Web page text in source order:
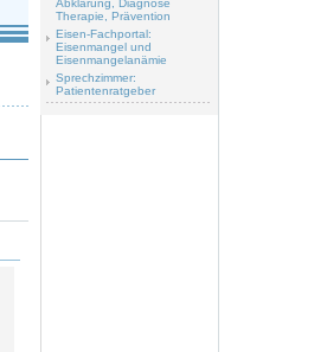
Abklärung, Diagnose
Therapie, Prävention
Eisen-Fachportal:
Eisenmangel und
Eisenmangelanämie
Sprechzimmer:
Patientenratgeber